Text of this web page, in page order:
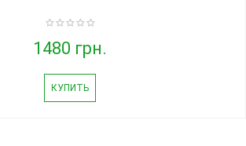
1480 грн.
КУПИТЬ